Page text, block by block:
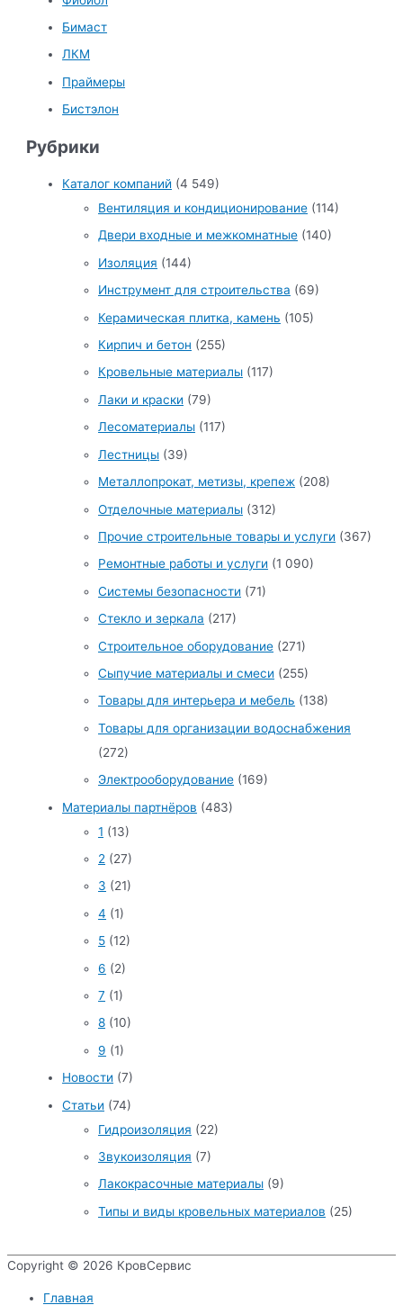
Бимаст
ЛКМ
Праймеры
Бистэлон
Рубрики
Каталог компаний (4 549)
Вентиляция и кондиционирование (114)
Двери входные и межкомнатные (140)
Изоляция (144)
Инструмент для строительства (69)
Керамическая плитка, камень (105)
Кирпич и бетон (255)
Кровельные материалы (117)
Лаки и краски (79)
Лесоматериалы (117)
Лестницы (39)
Металлопрокат, метизы, крепеж (208)
Отделочные материалы (312)
Прочие строительные товары и услуги (367)
Ремонтные работы и услуги (1 090)
Системы безопасности (71)
Стекло и зеркала (217)
Строительное оборудование (271)
Сыпучие материалы и смеси (255)
Товары для интерьера и мебель (138)
Товары для организации водоснабжения
(272)
Электрооборудование (169)
Материалы партнёров (483)
1 (13)
2 (27)
3 (21)
4 (1)
5 (12)
6 (2)
7 (1)
8 (10)
9 (1)
Новости (7)
Статьи (74)
Гидроизоляция (22)
Звукоизоляция (7)
Лакокрасочные материалы (9)
Типы и виды кровельных материалов (25)
Copyright © 2026 КровСервис
Главная